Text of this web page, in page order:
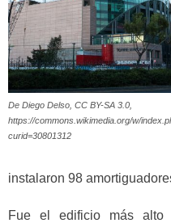
De Diego Delso, CC BY-SA 3.0,
https://commons.wikimedia.org/w/
curid=30801312
instalaron 98
Fue el edificio más alto